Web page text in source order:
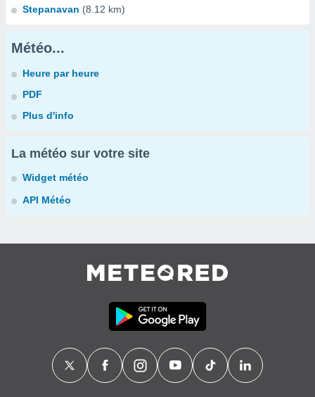
Stepanavan (8.12 km)
Météo...
Heure par heure
PDF
Plus d'info
La météo sur votre site
Widget météo
API Météo